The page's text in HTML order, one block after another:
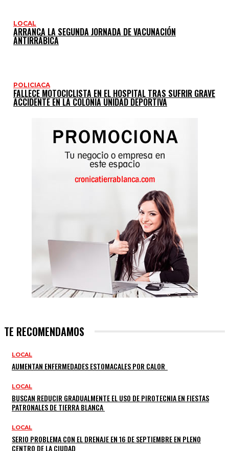
LOCAL
ARRANCA LA SEGUNDA JORNADA DE VACUNACIÓN
ANTIRRÁBICA
POLICIACA
FALLECE MOTOCICLISTA EN EL HOSPITAL TRAS SUFRIR GRAVE
ACCIDENTE EN LA COLONIA UNIDAD DEPORTIVA
TE RECOMENDAMOS
LOCAL
AUMENTAN ENFERMEDADES ESTOMACALES POR CALOR
LOCAL
BUSCAN REDUCIR GRADUALMENTE EL USO DE PIROTECNIA EN FIESTAS
PATRONALES DE TIERRA BLANCA
LOCAL
SERIO PROBLEMA CON EL DRENAJE EN 16 DE SEPTIEMBRE EN PLENO
CENTRO DE LA CIUDAD